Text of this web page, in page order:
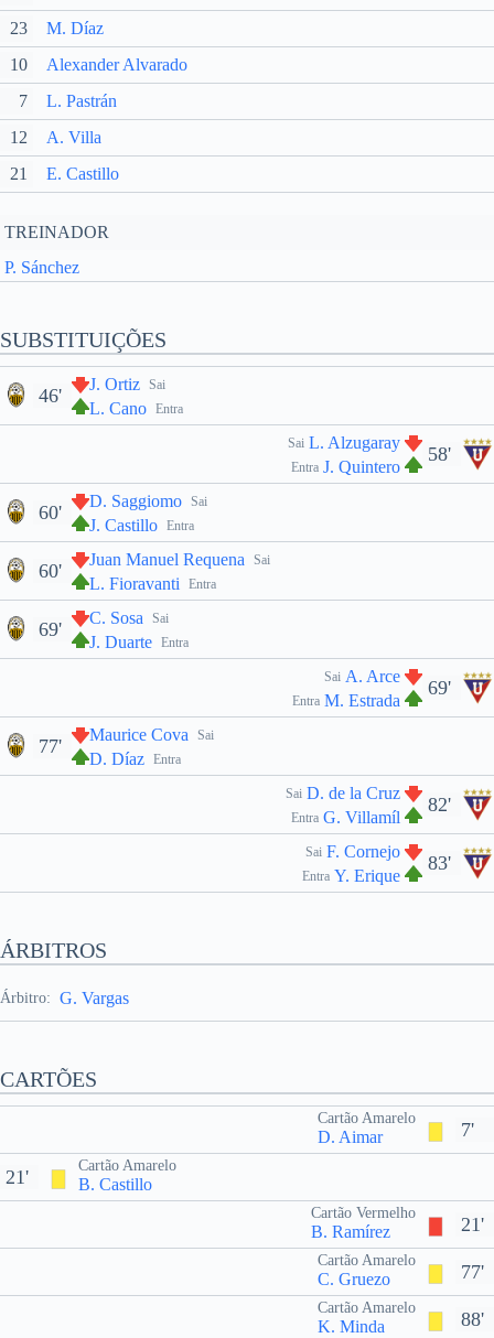
23
M. Díaz
10
Alexander Alvarado
7
L. Pastrán
12
A. Villa
21
E. Castillo
TREINADOR
P. Sánchez
SUBSTITUIÇÕES
Sai
J. Ortiz
Entra
L. Cano
46'
58'
Sai L. Alzugaray
Entra J. Quintero
Sai
D. Saggiomo
Entra
J. Castillo
60'
Sai
Juan Manuel Requena
Entra
L. Fioravanti
60'
Sai
C. Sosa
Entra
J. Duarte
69'
69'
Sai A. Arce
Entra M. Estrada
Sai
Maurice Cova
Entra
D. Díaz
77'
82'
Sai D. de la Cruz
Entra G. Villamíl
83'
Sai F. Cornejo
Entra Y. Erique
ÁRBITROS
Árbitro: G. Vargas
CARTÕES
7'
Cartão Amarelo
D. Aimar
Cartão Amarelo
B. Castillo
21'
21'
Cartão Vermelho
B. Ramírez
77'
Cartão Amarelo
C. Gruezo
88'
Cartão Amarelo
K. Minda